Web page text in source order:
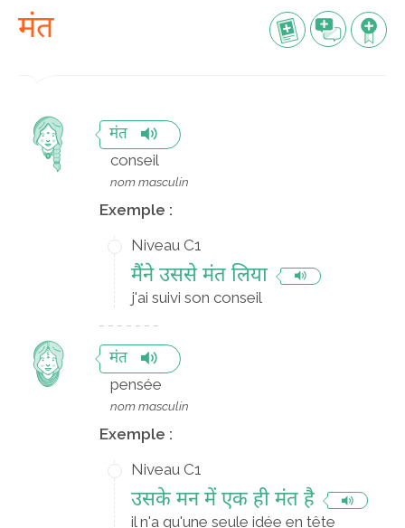
मंत
मंत
conseil
nom masculin
Exemple :
Niveau C1
मैंने उससे मंत लिया
j'ai suivi son conseil
मंत
pensée
nom masculin
Exemple :
Niveau C1
उसके मन में एक ही मंत है
il n'a qu'une seule idée en tête